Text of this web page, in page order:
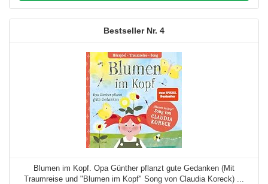
4
Blumen im Kopf. Opa Günther pflanzt gute Gedanken (Mit
Traumreise und "Blumen im Kopf" Song von Claudia Koreck) ...